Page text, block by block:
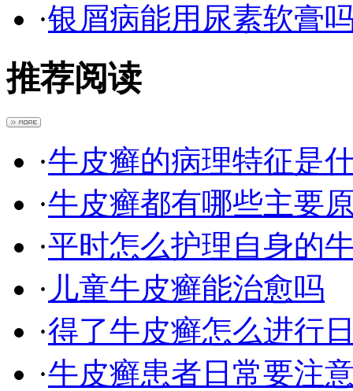
·银屑病能用尿素软膏
推荐阅读
·牛皮癣的病理特征是
·牛皮癣都有哪些主要
·平时怎么护理自身的
· 儿童牛皮癣能治愈吗
·得了牛皮癣怎么进行
·牛皮癣患者日常要注